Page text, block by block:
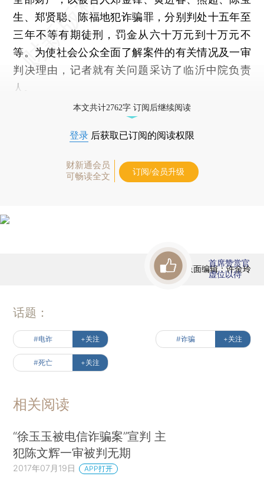
生、郑贤聪、陈福地犯诈骗罪，分别判处十五年至
三年不等有期徒刑，罚金从六十万元到十万元不
等。为使社会公众全面了解案件的有关情况及一审
判决理由，记者就有关问题采访了临沂中院负责
人。
本文共计2762字 订阅后继续阅读
登录 后获取已订阅的阅读权限
财新通会员
可畅读全文
订阅/会员升级
版面编辑：许金玲
首席赞赏官
虚位以待
话题：
#电诈 +关注 #诈骗 +关注
#死亡 +关注
相关阅读
“徐玉玉被电信诈骗案”宣判 主
犯陈文辉一审被判无期
2017年07月19日 APP打开